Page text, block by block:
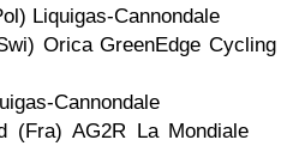
Liquigas-Cannondale
Orica GreenEdge Cycling
Cannondale
AG2R La Mondiale